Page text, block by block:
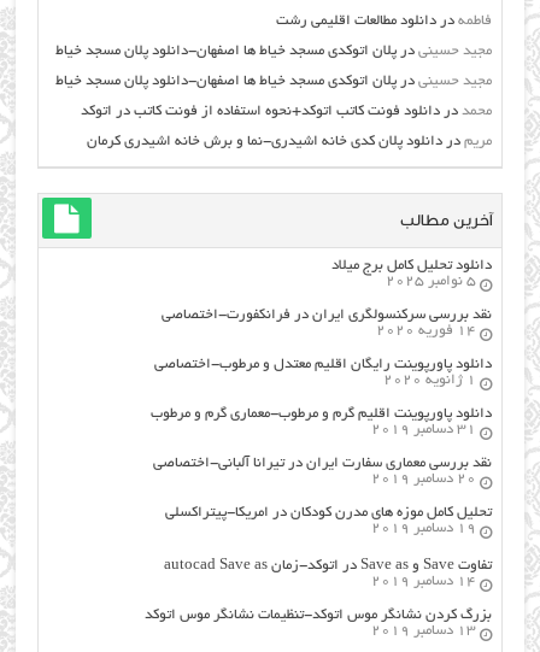
فاطمه دردانلود مطالعات اقليمي رشت
مجید حسینی درپلان اتوکدی مسجد خیاط ها اصفهان-دانلود پلان مسجد خیاط
مجید حسینی درپلان اتوکدی مسجد خیاط ها اصفهان-دانلود پلان مسجد خیاط
محمد دردانلود فونت کاتب اتوکد+نحوه استفاده از فونت کاتب در اتوکد
مریم دردانلود پلان کدی خانه اشیدری-نما و برش خانه اشیدری کرمان
آخرین مطالب
دانلود تحلیل کامل برج میلاد
5 نوامبر 2025
نقد بررسی سرکنسولگری ایران در فرانکفورت-اختصاصی
14 فوریه 2020
دانلود پاورپوینت رایگان اقلیم معتدل و مرطوب-اختصاصی
1 ژانویه 2020
دانلود پاورپوینت اقلیم گرم و مرطوب-معماری گرم و مرطوب
31 دسامبر 2019
نقد بررسی معماری سفارت ایران در تیرانا آلبانی-اختصاصی
20 دسامبر 2019
تحلیل کامل موزه های مدرن کودکان در امریکا-پیتراکسلی
19 دسامبر 2019
تفاوت Save و Save as در اتوکد-زمان autocad Save as
14 دسامبر 2019
بزرگ کردن نشانگر موس اتوکد-تنظیمات نشانگر موس اتوکد
13 دسامبر 2019